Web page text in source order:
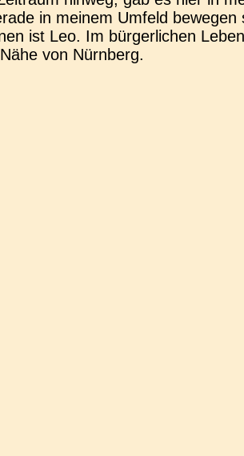
in meinem Umfeld
ist Leo. Im bür­ger­li­chen
von Nürnberg.